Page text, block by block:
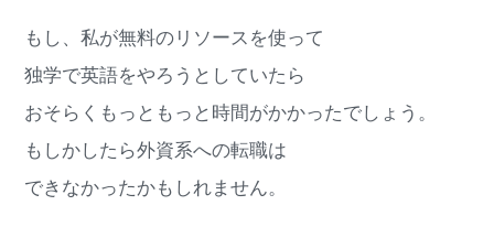
もし、私が無料のリソースを使って
独学で英語をやろうとしていたら
おそらくもっともっと時間がかかったでしょう。
もしかしたら外資系への転職は
できなかったかもしれません。